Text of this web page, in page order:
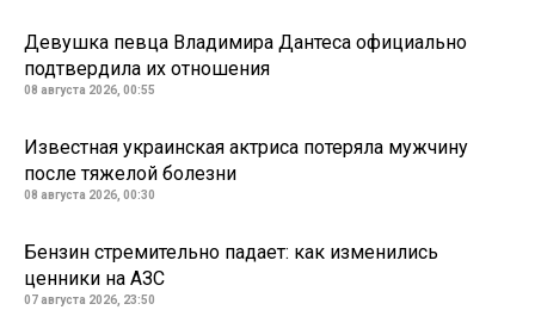
Девушка певца Владимира Дантеса официально
подтвердила их отношения
08 августа 2026, 00:55
Известная украинская актриса потеряла мужчину
после тяжелой болезни
08 августа 2026, 00:30
Бензин стремительно падает: как изменились
ценники на АЗС
07 августа 2026, 23:50